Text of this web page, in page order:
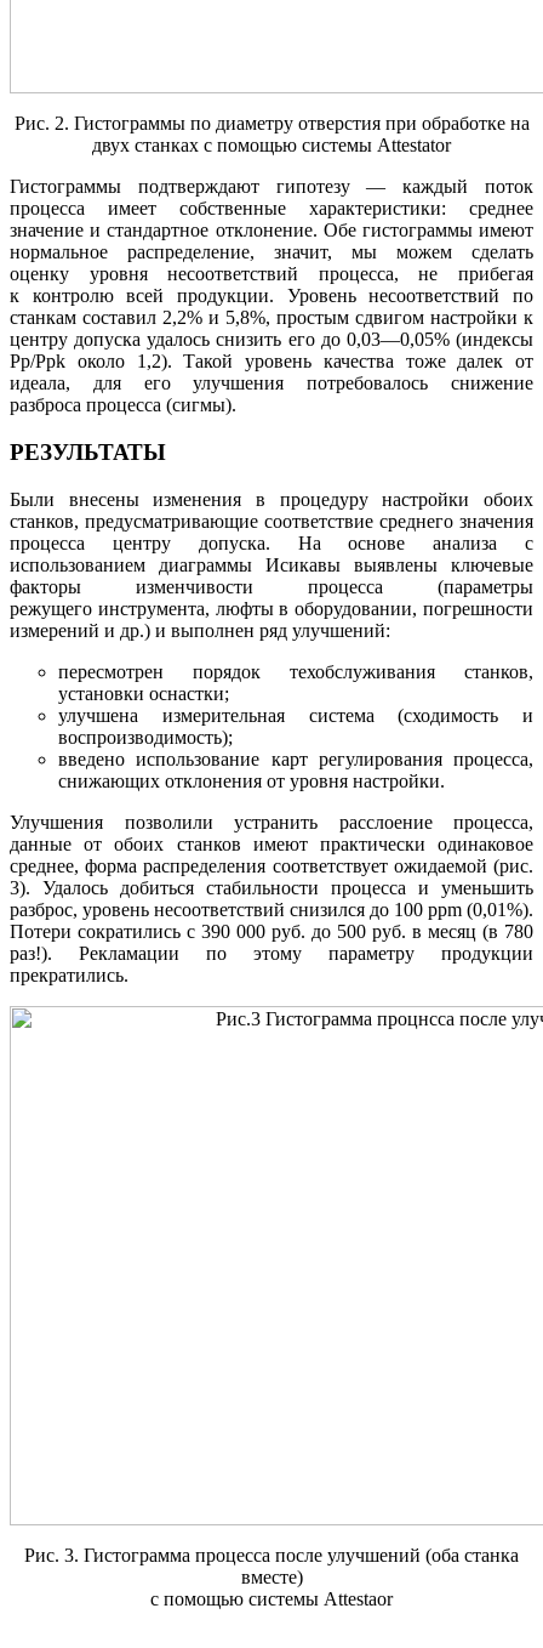
Рис. 2. Гистограммы по диаметру отверстия при обработке на
двух станках с помощью системы Attestator
Гистограммы подтверждают гипотезу — каждый поток
процесса имеет собственные характеристики: среднее
значение и стандартное отклонение. Обе гистограммы имеют
нормальное распределение, значит, мы можем сделать
оценку уровня несоответствий процесса, не прибегая
к контролю всей продукции. Уровень несоответствий по
станкам составил 2,2% и 5,8%, простым сдвигом настройки к
центру допуска удалось снизить его до 0,03—0,05% (индексы
Pp/Ppk около 1,2). Такой уровень качества тоже далек от
идеала, для его улучшения потребовалось снижение
разброса процесса (сигмы).
РЕЗУЛЬТАТЫ
Были внесены изменения в процедуру настройки обоих
станков, предусматривающие соответствие среднего значения
процесса центру допуска. На основе анализа с
использованием диаграммы Исикавы выявлены ключевые
факторы изменчивости процесса (параметры
режущего инструмента, люфты в оборудовании, погрешности
измерений и др.) и выполнен ряд улучшений:
пересмотрен порядок техобслуживания станков,
установки оснастки;
улучшена измерительная система (сходимость и
воспроизводимость);
введено использование карт регулирования процесса,
снижающих отклонения от уровня настройки.
Улучшения позволили устранить расслоение процесса,
данные от обоих станков имеют практически одинаковое
среднее, форма распределения соответствует ожидаемой (рис.
3). Удалось добиться стабильности процесса и уменьшить
разброс, уровень несоответствий снизился до 100 ppm (0,01%).
Потери сократились с 390 000 руб. до 500 руб. в месяц (в 780
раз!). Рекламации по этому параметру продукции
прекратились.
Рис. 3. Гистограмма процесса после улучшений (оба станка
вместе)
с помощью системы Attestaor